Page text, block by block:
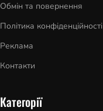
Обмін та повернення
Політика конфіденційності
Реклама
Контакти
Категорії